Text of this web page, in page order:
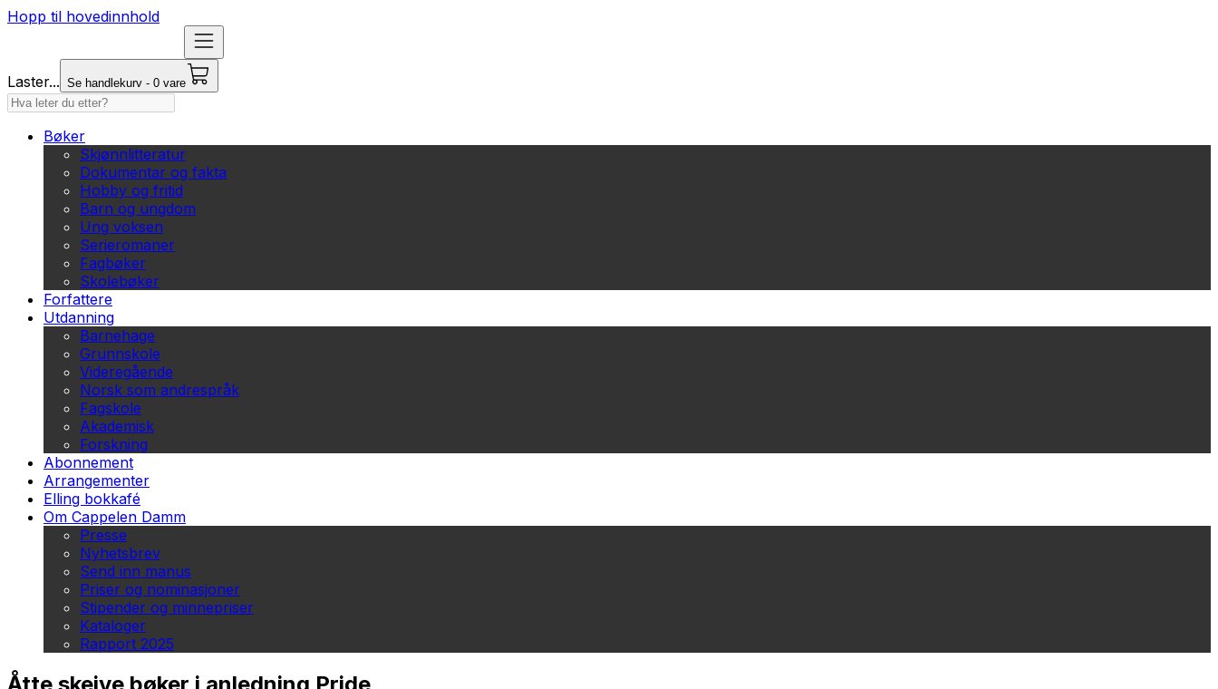
Hopp til hovedinnhold
Laster... Se handlekurv - 0 vare
Bøker
Skjønnlitteratur
Dokumentar og fakta
Hobby og fritid
Barn og ungdom
Ung voksen
Serieromaner
Fagbøker
Skolebøker
Forfattere
Utdanning
Barnehage
Grunnskole
Videregående
Norsk som andrespråk
Fagskole
Akademisk
Forskning
Abonnement
Arrangementer
Elling bokkafé
Om Cappelen Damm
Presse
Nyhetsbrev
Send inn manus
Priser og nominasjoner
Stipender og minnepriser
Kataloger
Rapport 2025